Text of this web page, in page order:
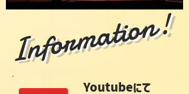
Information!
Youtubeにて